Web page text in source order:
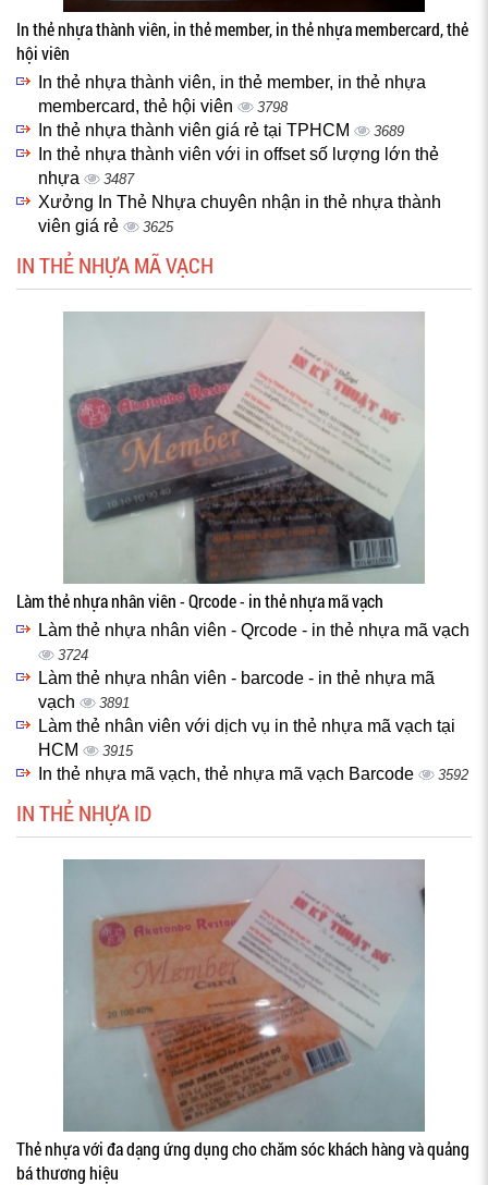
In thẻ nhựa thành viên, in thẻ member, in thẻ nhựa membercard, thẻ
hội viên
In thẻ nhựa thành viên, in thẻ member, in thẻ nhựa
membercard, thẻ hội viên
3798
In thẻ nhựa thành viên giá rẻ tại TPHCM 3689
In thẻ nhựa thành viên với in offset số lượng lớn thẻ
nhựa
3487
Xưởng In Thẻ Nhựa chuyên nhận in thẻ nhựa thành
viên giá rẻ
3625
IN THẺ NHỰA MÃ VẠCH
Làm thẻ nhựa nhân viên - Qrcode - in thẻ nhựa mã vạch
Làm thẻ nhựa nhân viên - Qrcode - in thẻ nhựa mã vạch
3724
Làm thẻ nhựa nhân viên - barcode - in thẻ nhựa mã
vạch
3891
Làm thẻ nhân viên với dịch vụ in thẻ nhựa mã vạch tại
HCM
3915
In thẻ nhựa mã vạch, thẻ nhựa mã vạch Barcode 3592
IN THẺ NHỰA ID
Thẻ nhựa với đa dạng ứng dụng cho chăm sóc khách hàng và quảng
bá thương hiệu